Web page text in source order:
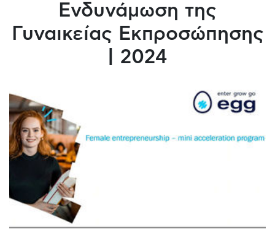
Ενδυνάμωση της
Γυναικείας Εκπροσώπησης
| 2024